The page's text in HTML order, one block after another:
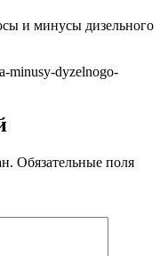
и минусы дизельного
minusy-dyzelnogo-
Обязательные поля